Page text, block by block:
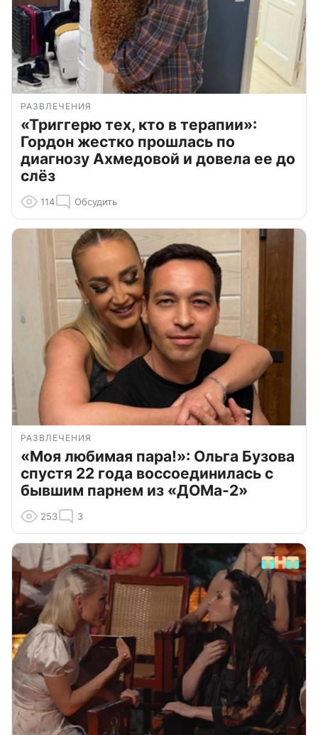
РАЗВЛЕЧЕНИЯ
«Триггерю тех, кто в терапии»:
Гордон жестко прошлась по
диагнозу Ахмедовой и довела ее до
слёз
114 Обсудить
РАЗВЛЕЧЕНИЯ
«Моя любимая пара!»: Ольга Бузова
спустя 22 года воссоединилась с
бывшим парнем из «ДОМа-2»
253 3